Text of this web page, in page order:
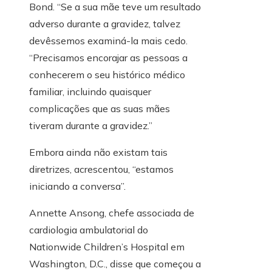
Bond. “Se a sua mãe teve um resultado
adverso durante a gravidez, talvez
devêssemos examiná-la mais cedo.
“Precisamos encorajar as pessoas a
conhecerem o seu histórico médico
familiar, incluindo quaisquer
complicações que as suas mães
tiveram durante a gravidez.”
Embora ainda não existam tais
diretrizes, acrescentou, “estamos
iniciando a conversa”.
Annette Ansong, chefe associada de
cardiologia ambulatorial do
Nationwide Children’s Hospital em
Washington, D.C., disse que começou a